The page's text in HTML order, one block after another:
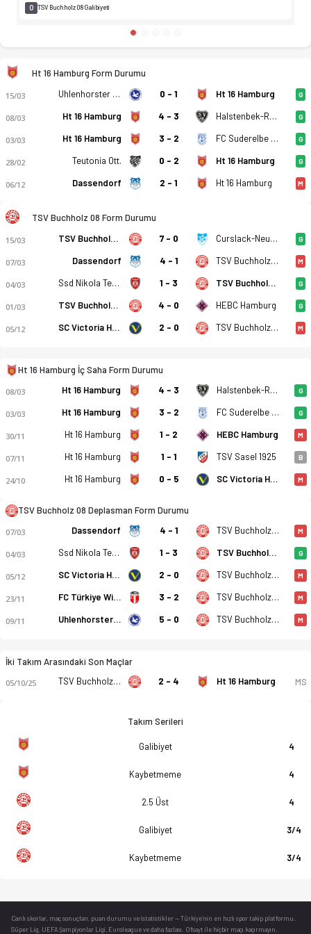
0 TSV Buchholz 08 Galibiyeti
Ht 16 Hamburg Form Durumu
15/03 Uhlenhorster Paloma 0 - 1 Ht 16 Hamburg G
08/03 Ht 16 Hamburg 4 - 3 Halstenbek-Rellingen G
03/03 Ht 16 Hamburg 3 - 2 FC Suderelbe 1949 G
28/02 Teutonia Ott. 0 - 2 Ht 16 Hamburg G
06/12 Dassendorf 2 - 1 Ht 16 Hamburg M
TSV Buchholz 08 Form Durumu
15/03 TSV Buchholz 08 7 - 0 Curslack-Neuengamme G
07/03 Dassendorf 4 - 1 TSV Buchholz 08 M
04/03 Ssd Nikola Tesla Hamburg 1 - 3 TSV Buchholz 08 G
01/03 TSV Buchholz 08 4 - 0 HEBC Hamburg G
05/12 SC Victoria Hamburg 2 - 0 TSV Buchholz 08 M
Ht 16 Hamburg İç Saha Form Durumu
08/03 Ht 16 Hamburg 4 - 3 Halstenbek-Rellingen G
03/03 Ht 16 Hamburg 3 - 2 FC Suderelbe 1949 G
30/11 Ht 16 Hamburg 1 - 2 HEBC Hamburg M
07/11 Ht 16 Hamburg 1 - 1 TSV Sasel 1925 B
24/10 Ht 16 Hamburg 0 - 5 SC Victoria Hamburg M
TSV Buchholz 08 Deplasman Form Durumu
07/03 Dassendorf 4 - 1 TSV Buchholz 08 M
04/03 Ssd Nikola Tesla Hamburg 1 - 3 TSV Buchholz 08 G
05/12 SC Victoria Hamburg 2 - 0 TSV Buchholz 08 M
23/11 FC Türkiye Wilhelmsburg 3 - 2 TSV Buchholz 08 M
09/11 Uhlenhorster Paloma 5 - 0 TSV Buchholz 08 M
İki Takım Arasındaki Son Maçlar
05/10/25 TSV Buchholz 08 2 - 4 Ht 16 Hamburg MS
Takım Serileri
Galibiyet 4
Kaybetmeme 4
2.5 Üst 4
Galibiyet 3/4
Kaybetmeme 3/4
Canlı skorlar , maç sonuçları, puan durumu ve istatistikler — Türkiye’nin en hızlı spor takip platformu.
Süper Lig, UEFA Şampiyonlar Ligi, Euroleague ve daha fazlası. Ofsayt ile hiçbir maçı kaçırmayın.